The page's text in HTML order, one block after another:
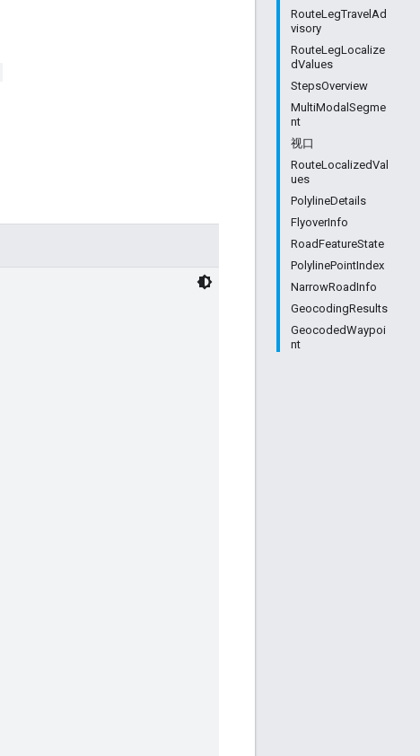
RouteLegTravelAd
visory
RouteLegLocalize
dValues
StepsOverview
MultiModalSegme
nt
视口
RouteLocalizedVal
ues
PolylineDetails
FlyoverInfo
RoadFeatureState
PolylinePointIndex
NarrowRoadInfo
GeocodingResults
GeocodedWaypoi
nt